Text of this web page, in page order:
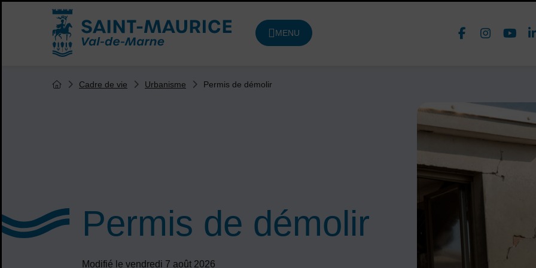
Accueil ville de Saint-Maurice
MENU
DE NAVIGATION PRINCIPALE Nous
Permis de démolir
Modifié le vendredi 7 août 2026
Vous êtes ici :
Page d'accueil du site
Cadre de vie Urbanisme Permis de démolir